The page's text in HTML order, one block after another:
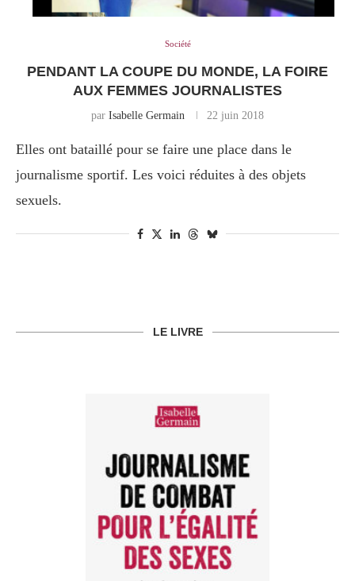
Société
PENDANT LA COUPE DU MONDE, LA FOIRE
AUX FEMMES JOURNALISTES
par Isabelle Germain 22 juin 2018
Elles ont bataillé pour se faire une place dans le
journalisme sportif. Les voici réduites à des objets
sexuels.
LE LIVRE